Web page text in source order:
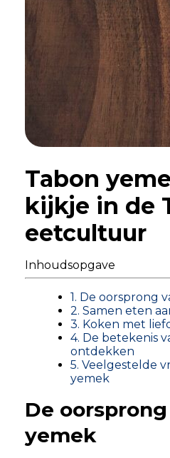
Tabon
kijkje in de
eetcultuur
Inhoudsopgave
1. De oorsprong
2. Samen eten
3. Koken met
4. De betekenis
ontdekken
5. Veelgestelde
yemek
De
yemek